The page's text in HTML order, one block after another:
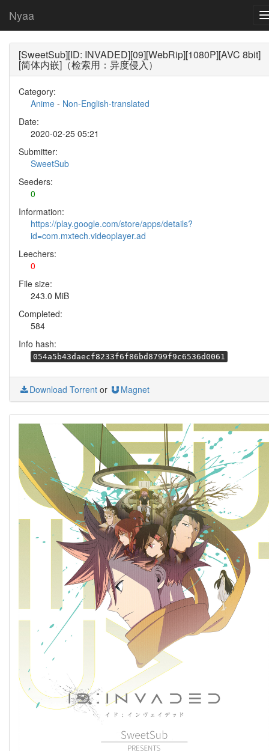
Nyaa
[SweetSub][ID: INVADED][09][WebRip][1080P][AVC 8bit]
[简体内嵌]（检索用：异度侵入）
Category:
Anime - Non-English-translated
Date:
2020-02-25 05:21
Submitter:
SweetSub
Seeders:
0
Information:
https://play.google.com/store/apps/details?
id=com.mxtech.videoplayer.ad
Leechers:
0
File size:
243.0 MiB
Completed:
584
Info hash:
054a5b43daecf8233f6f86bd8799f9c6536d0061
Download Torrent or Magnet